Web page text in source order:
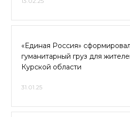
«Единая Россия»
гуманитарный груз для
Курской области
31.01.25